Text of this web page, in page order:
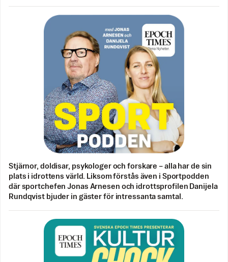
Stjärnor, doldisar, psykologer och forskare – alla har de sin
plats i idrottens värld. Liksom förstås även i Sportpodden
där sportchefen Jonas Arnesen och idrottsprofilen Danijela
Rundqvist bjuder in gäster för intressanta samtal.